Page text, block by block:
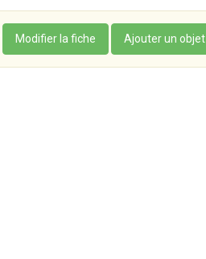
Modifier la fiche Ajouter un objet